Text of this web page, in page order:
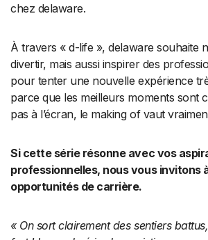
chez delaware.
À travers « d-life », delaware souhaite
divertir, mais aussi inspirer des
pour tenter une nouvelle expérience
parce que les meilleurs moments sont
pas à l’écran, le making of vaut
Si cette série résonne avec vos
professionnelles, nous vous invitons
opportunités de carrière.
« On sort clairement des sentiers